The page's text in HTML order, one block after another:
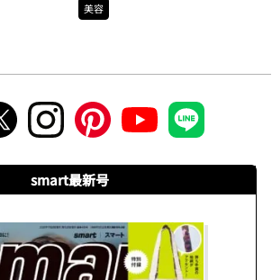
美容
smart最新号